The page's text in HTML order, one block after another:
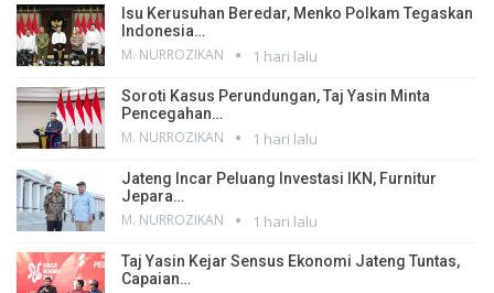
Isu Kerusuhan Beredar, Menko Polkam Tegaskan
Indonesia…
M. NURROZIKAN 1 hari lalu
Soroti Kasus Perundungan, Taj Yasin Minta
Pencegahan…
M. NURROZIKAN 1 hari lalu
Jateng Incar Peluang Investasi IKN, Furnitur
Jepara…
M. NURROZIKAN 1 hari lalu
Taj Yasin Kejar Sensus Ekonomi Jateng Tuntas,
Capaian…